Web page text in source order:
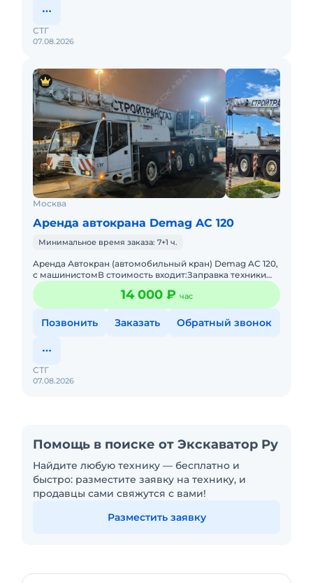
07.08.2026
СТГ
Москва
Аренда автокрана Demag AC 120
Минимальное время заказа: 7+1 ч.
Apeнда Автокран (автомобильный кран) Demag AC 120,
с машинистомВ стоимость входит:Заправка техники
топливом (ГСМ)Оператор со всеми необходимыми
документами и гр
14 000 ₽ час
Позвонить Заказать Обратный звонок
07.08.2026
СТГ
Помощь в поиске от Экскаватор Ру
Найдите любую технику — бесплатно и
быстро: разместите заявку на технику, и
продавцы сами свяжутся с вами!
Разместить заявку